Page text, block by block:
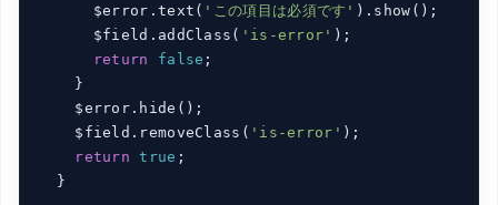
      $error.text(
'この項目は必須です' ).show();
      $field.addClass(
'is-error' );
return
false ;
    }
    $error.hide();
    $field.removeClass(
'is-error' );
return
true ;
  }